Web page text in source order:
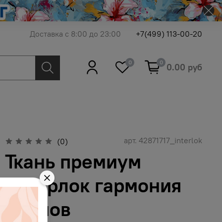
Доставка с 8:00 до 23:00 +7(499) 113-00-20
0 0 0.00 руб
(0) арт. 42871717_interlok
Ткань премиум
интерлок гармония
пионов